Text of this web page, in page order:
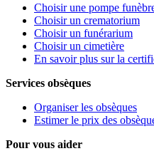
Choisir une pompe
Choisir un crematorium
Choisir un funérarium
Choisir un cimetière
En savoir plus sur la
Services obsèques
Organiser les obsèques
Estimer le prix des
Pour vous aider